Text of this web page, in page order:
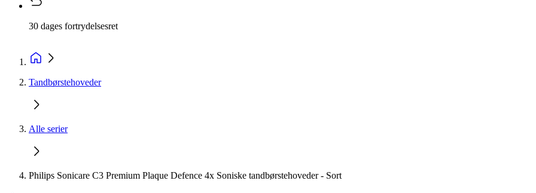
30 dages fortrydelsesret
Tandbørstehoveder
Alle serier
Philips Sonicare C3 Premium Plaque Defence 4x Soniske tandbørstehoveder - Sort